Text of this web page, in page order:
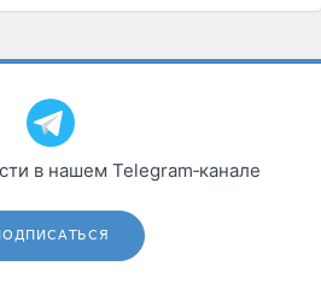
в нашем Telegram‑канале